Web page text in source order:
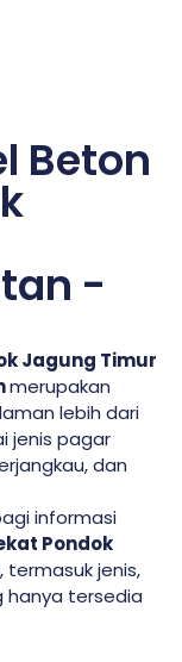
Beton
-
Jagung Timur
merupakan
lebih dari
jenis pagar
dan
informasi
Pondok
, termasuk jenis,
hanya tersedia